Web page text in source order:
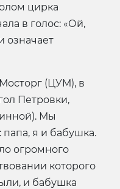
цирка
в голос: «Ой,
означает
(ЦУМ), в
Петровки,
Мы
я и бабушка.
огромного
которого
и бабушка